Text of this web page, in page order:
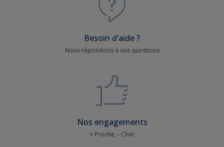
Besoin d’aide ?
Nous répondons à vos questions
Nos engagements
+ Proche, - Cher